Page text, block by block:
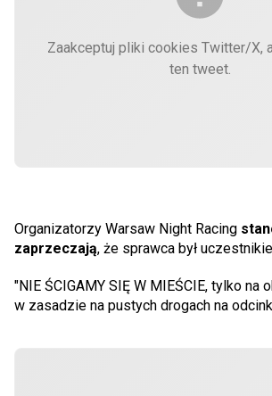
Zaakceptuj pliki cookies Twitter/X,
ten tweet.
Organizatorzy Warsaw Night Racing
zaprzeczają, że sprawca był
"NIE ŚCIGAMY SIĘ W MIEŚCIE, tylko na
w zasadzie na pustych drogach na